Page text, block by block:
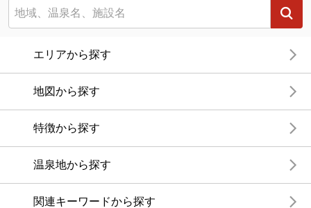
エリアから探す
地図から探す
特徴から探す
温泉地から探す
関連キーワードから探す